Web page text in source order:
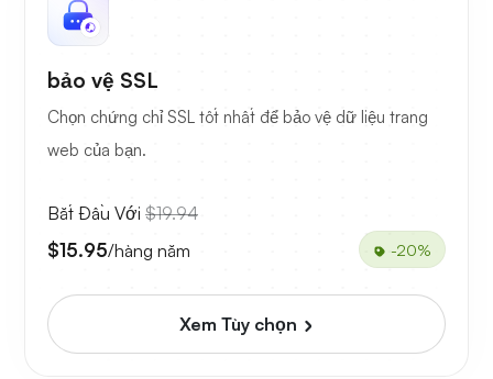
bảo vệ SSL
Chọn chứng chỉ SSL tốt nhất để bảo vệ dữ liệu trang
web của bạn.
Bắt Đầu Với $19.94
$15.95/hàng năm -20%
Xem Tùy chọn